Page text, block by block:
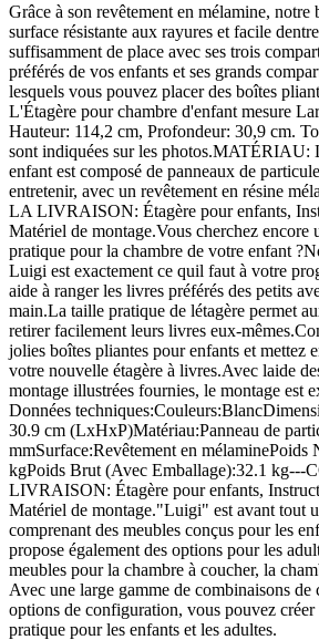
Grâce à son revêtement en mélamine,
surface résistante aux rayures et facile
suffisamment de place avec ses trois
préférés de vos enfants et ses grands
lesquels vous pouvez placer des boîtes
L'Étagère pour chambre d'enfant mesure
Hauteur: 114,2 cm, Profondeur: 30,9 cm.
sont indiquées sur les photos.MATÉRIAU:
enfant est composé de panneaux de
entretenir, avec un revêtement en résine
LA LIVRAISON: Étagère pour enfants,
Matériel de montage.Vous cherchez encore
pratique pour la chambre de votre enfant
Luigi est exactement ce quil faut à votre
aide à ranger les livres préférés des petits
main.La taille pratique de létagère permet
retirer facilement leurs livres eux-
jolies boîtes pliantes pour enfants et mettez
votre nouvelle étagère à livres.Avec laide
montage illustrées fournies, le montage est
Données
30.9 cm (LxHxP)Matériau:Panneau de
mmSurface:Revêtement en mélaminePoids
kgPoids Brut (Avec Emballage):32.1
LIVRAISON: Étagère pour enfants,
Matériel de montage."Luigi" est avant tout
comprenant des meubles conçus pour les
propose également des options pour les
meubles pour la chambre à coucher, la
Avec une large gamme de combinaisons de
options de configuration, vous pouvez
pratique pour les enfants et les adultes.